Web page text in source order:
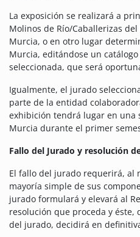
La exposición se realizará a
Molinos de Río/Caballerizas
Murcia, o en otro lugar
Murcia, editándose un
seleccionada, que será
Igualmente, el jurado
parte de la entidad
exhibición tendrá lugar en una
Murcia durante el primer
Fallo del Jurado y resolución
El fallo del jurado requerirá, al
mayoría simple de sus
jurado formulará y elevará al
resolución que proceda y éste,
del jurado, decidirá en